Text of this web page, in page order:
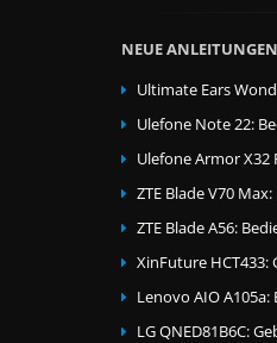
NEUE ANLEITUNGEN
Ultimate Ears
Ulefone Note 22:
Ulefone Armor X32
ZTE Blade V70
ZTE Blade A56:
XinFuture HCT433:
Lenovo AIO
LG QNED81B6C: